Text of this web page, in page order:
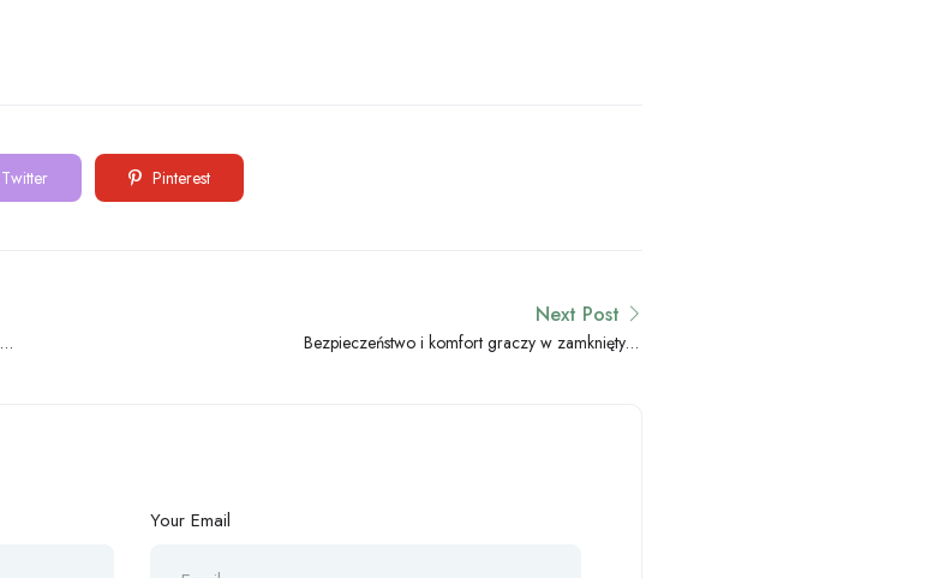
Twitter Pinterest
Next Post
Bezpieczeństwo i komfort graczy w zamkniętych
Your Email